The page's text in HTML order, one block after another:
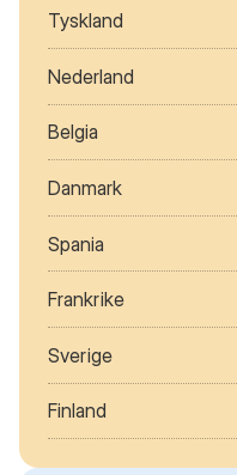
Tyskland
Nederland
Belgia
Danmark
Spania
Frankrike
Sverige
Finland